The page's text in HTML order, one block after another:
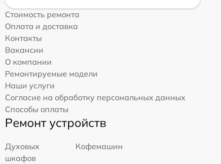
Стоимость ремонта
Оплата и доставка
Контакты
Вакансии
О компании
Ремонтируемые модели
Наши услуги
Согласие на обработку персональных данных
Способы оплаты
Ремонт устройств
Духовых
шкафов
Кофемашин